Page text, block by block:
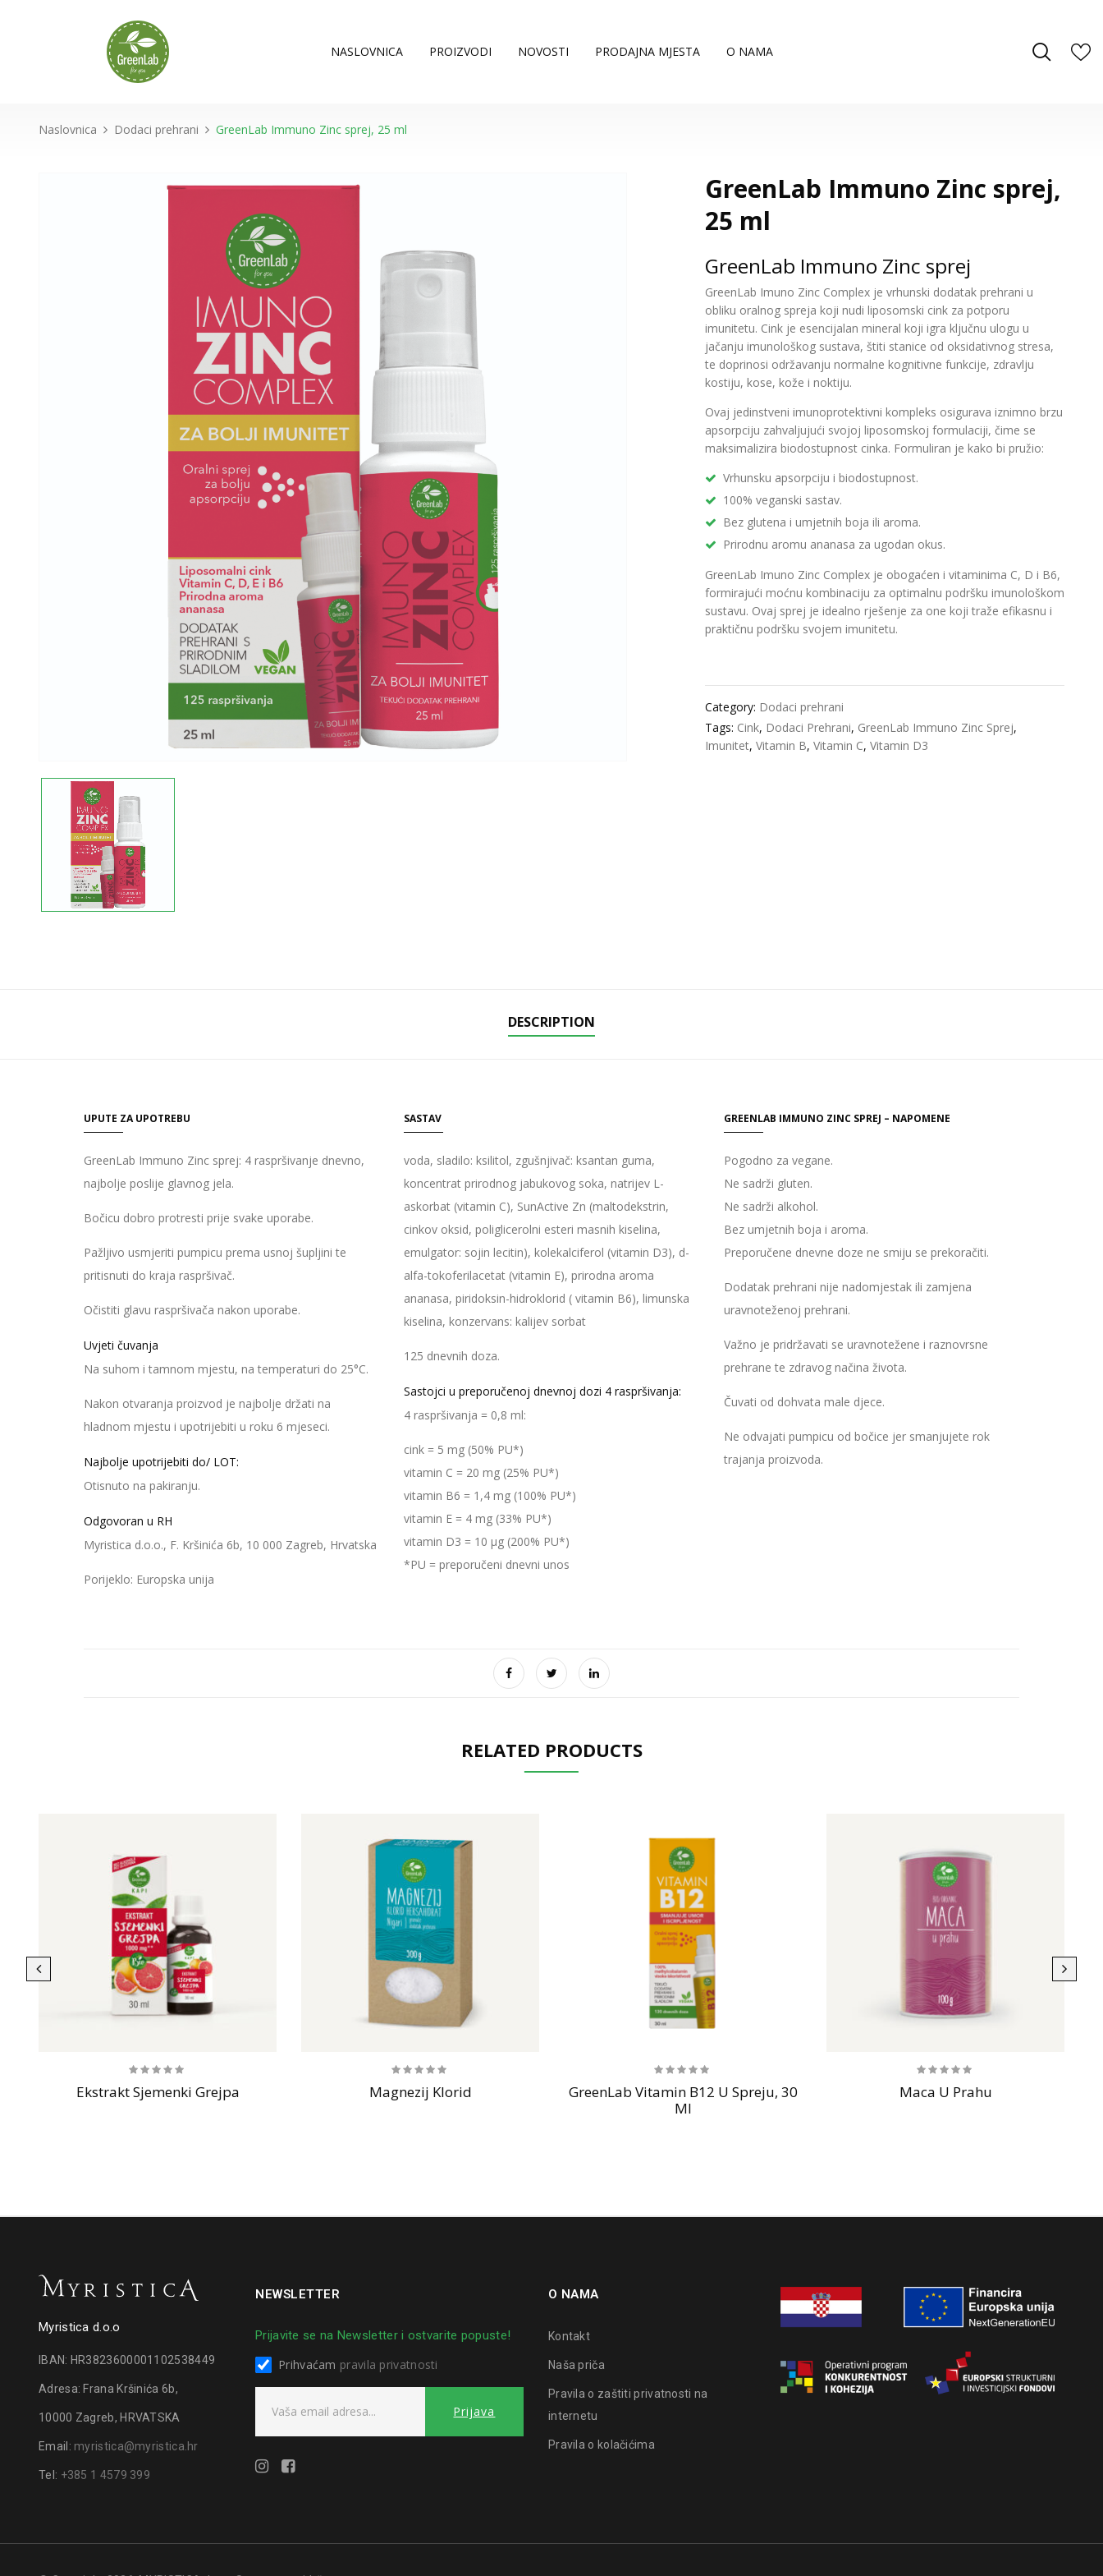
NASLOVNICA PROIZVODI NOVOSTI PRODAJNA MJESTA O NAMA
Naslovnica Dodaci prehrani GreenLab Immuno Zinc sprej, 25 ml
GreenLab Immuno Zinc sprej,
25 ml
GreenLab Immuno Zinc sprej
GreenLab Imuno Zinc Complex je vrhunski dodatak prehrani u
obliku oralnog spreja koji nudi liposomski cink za potporu
imunitetu. Cink je esencijalan mineral koji igra ključnu ulogu u
jačanju imunološkog sustava, štiti stanice od oksidativnog stresa,
te doprinosi održavanju normalne kognitivne funkcije, zdravlju
kostiju, kose, kože i noktiju.
Ovaj jedinstveni imunoprotektivni kompleks osigurava iznimno brzu
apsorpciju zahvaljujući svojoj liposomskoj formulaciji, čime se
maksimalizira biodostupnost cinka. Formuliran je kako bi pružio:
Vrhunsku apsorpciju i biodostupnost.
100% veganski sastav.
Bez glutena i umjetnih boja ili aroma.
Prirodnu aromu ananasa za ugodan okus.
GreenLab Imuno Zinc Complex je obogaćen i vitaminima C, D i B6,
formirajući moćnu kombinaciju za optimalnu podršku imunološkom
sustavu. Ovaj sprej je idealno rješenje za one koji traže efikasnu i
praktičnu podršku svojem imunitetu.
Category: Dodaci prehrani
Tags: Cink, Dodaci Prehrani, GreenLab Immuno Zinc Sprej,
Imunitet, Vitamin B, Vitamin C, Vitamin D3
DESCRIPTION
UPUTE ZA UPOTREBU
GreenLab Immuno Zinc sprej: 4 raspršivanje dnevno,
najbolje poslije glavnog jela.
Bočicu dobro protresti prije svake uporabe.
Pažljivo usmjeriti pumpicu prema usnoj šupljini te
pritisnuti do kraja raspršivač.
Očistiti glavu raspršivača nakon uporabe.
Uvjeti čuvanja
Na suhom i tamnom mjestu, na temperaturi do 25°C.
Nakon otvaranja proizvod je najbolje držati na
hladnom mjestu i upotrijebiti u roku 6 mjeseci.
Najbolje upotrijebiti do/ LOT:
Otisnuto na pakiranju.
Odgovoran u RH
Myristica d.o.o., F. Kršinića 6b, 10 000 Zagreb, Hrvatska
Porijeklo: Europska unija
SASTAV
voda, sladilo: ksilitol, zgušnjivač: ksantan guma,
koncentrat prirodnog jabukovog soka, natrijev L-
askorbat (vitamin C), SunActive Zn (maltodekstrin,
cinkov oksid, poliglicerolni esteri masnih kiselina,
emulgator: sojin lecitin), kolekalciferol (vitamin D3), d-
alfa-tokoferilacetat (vitamin E), prirodna aroma
ananasa, piridoksin-hidroklorid ( vitamin B6), limunska
kiselina, konzervans: kalijev sorbat
125 dnevnih doza.
Sastojci u preporučenoj dnevnoj dozi 4 raspršivanja:
4 raspršivanja = 0,8 ml:
cink = 5 mg (50% PU*)
vitamin C = 20 mg (25% PU*)
vitamin B6 = 1,4 mg (100% PU*)
vitamin E = 4 mg (33% PU*)
vitamin D3 = 10 µg (200% PU*)
*PU = preporučeni dnevni unos
GREENLAB IMMUNO ZINC SPREJ – NAPOMENE
Pogodno za vegane.
Ne sadrži gluten.
Ne sadrži alkohol.
Bez umjetnih boja i aroma.
Preporučene dnevne doze ne smiju se prekoračiti.
Dodatak prehrani nije nadomjestak ili zamjena
uravnoteženoj prehrani.
Važno je pridržavati se uravnotežene i raznovrsne
prehrane te zdravog načina života.
Čuvati od dohvata male djece.
Ne odvajati pumpicu od bočice jer smanjujete rok
trajanja proizvoda.
RELATED PRODUCTS
Ekstrakt Sjemenki Grejpa Magnezij Klorid
GreenLab Vitamin B12 U Spreju, 30
Ml
Maca U Prahu
Myristica d.o.o
IBAN: HR3823600001102538449
Adresa: Frana Kršinića 6b,
10000 Zagreb, HRVATSKA
Email: myristica@myristica.hr
Tel: +385 1 4579 399
NEWSLETTER
Prijavite se na Newsletter i ostvarite popuste!
Prihvaćam pravila privatnosti
O NAMA
Kontakt
Naša priča
Pravila o zaštiti privatnosti na
internetu
Pravila o kolačićima